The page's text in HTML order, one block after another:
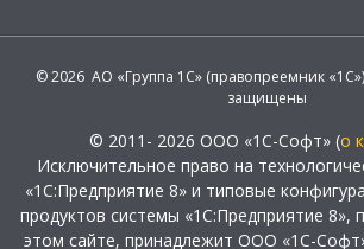
© 2026 АО «Группа 1С» (правопреемник
защищены
© 2011- 2026 ООО «1С-Софт» (о
Исключительное право на
«1С:Предприятие 8» и типовые
продуктов системы «1С:Предприятие 8»,
этом сайте, принадлежит ООО «1С-